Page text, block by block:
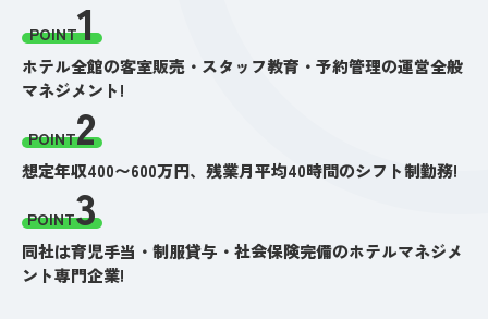
POINT1
ホテル全館の客室販売・スタッフ教育・予約管理の運営全般
マネジメント!
POINT2
想定年収400〜600万円、残業月平均40時間のシフト制勤務!
POINT3
同社は育児手当・制服貸与・社会保険完備のホテルマネジメ
ント専門企業!